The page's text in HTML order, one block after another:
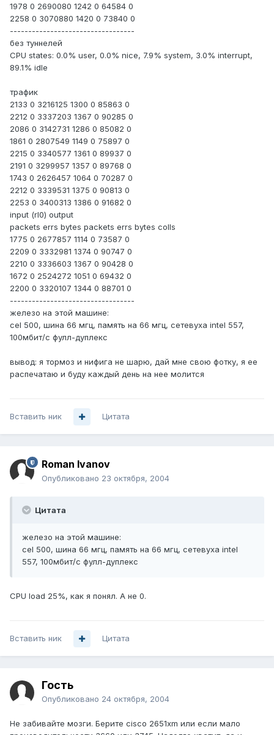
1978 0 2690080 1242 0 64584 0
2258 0 3070880 1420 0 73840 0
----------------------------------
без туннелей
CPU states: 0.0% user, 0.0% nice, 7.9% system, 3.0% interrupt,
89.1% idle
трафик
2133 0 3216125 1300 0 85863 0
2212 0 3337203 1367 0 90285 0
2086 0 3142731 1286 0 85082 0
1861 0 2807549 1149 0 75897 0
2215 0 3340577 1361 0 89937 0
2191 0 3299957 1357 0 89768 0
1743 0 2626457 1064 0 70287 0
2212 0 3339531 1375 0 90813 0
2253 0 3400313 1386 0 91682 0
input (rl0) output
packets errs bytes packets errs bytes colls
1775 0 2677857 1114 0 73587 0
2209 0 3332981 1374 0 90747 0
2210 0 3336603 1367 0 90428 0
1672 0 2524272 1051 0 69432 0
2200 0 3320107 1344 0 88701 0
----------------------------------
железо на этой машине:
cel 500, шина 66 мгц, память на 66 мгц, сетевуха intel 557,
100мбит/с фулл-дуплекс
вывод: я тормоз и нифига не шарю, дай мне свою фотку, я ее
распечатаю и буду каждый день на нее молится
Вставить ник Цитата
Roman Ivanov
Опубликовано 23 октября, 2004
Цитата
железо на этой машине:
cel 500, шина 66 мгц, память на 66 мгц, сетевуха intel
557, 100мбит/с фулл-дуплекс
CPU load 25%, как я понял. А не 0.
Вставить ник Цитата
Гость
Опубликовано 24 октября, 2004
Не забивайте мозги. Берите cisco 2651xm или если мало